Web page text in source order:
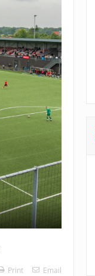
Print Email